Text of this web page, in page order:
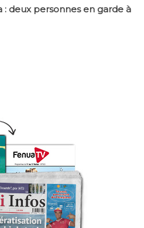
: deux personnes en garde à